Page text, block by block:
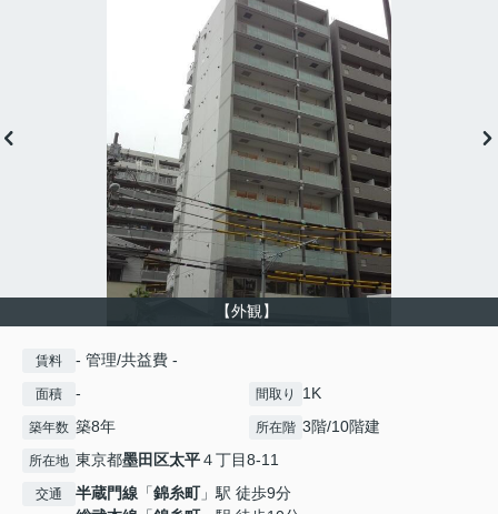
【外観】
賃料 - 管理/共益費 -
面積 - 間取り 1K
築年数 築8年 所在階 3階/10階建
所在地 東京都墨田区太平４丁目8-11
交通 半蔵門線 「錦糸町」駅 徒歩9分